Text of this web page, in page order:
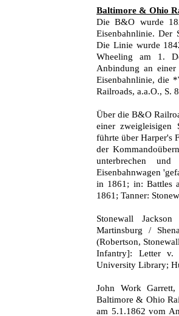
Baltimore & Ohio
Die B&O wurde
Eisenbahnlinie. Der
Die Linie wurde
Wheeling am 1.
Anbindung an einer
Eisenbahnlinie, die
Railroads, a.a.O., S.
Über die B&O
einer zweigleisigen
führte über Harper's
der
unterbrechen
Eisenbahnwagen
in 1861; in: Battles
1861; Tanner:
Stonewall
Martinsburg /
(Robertson,
Infantry]: Letter v.
University Library;
John Work
Baltimore & Ohio
am 5.1.1862 vom